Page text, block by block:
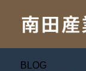
BLOG